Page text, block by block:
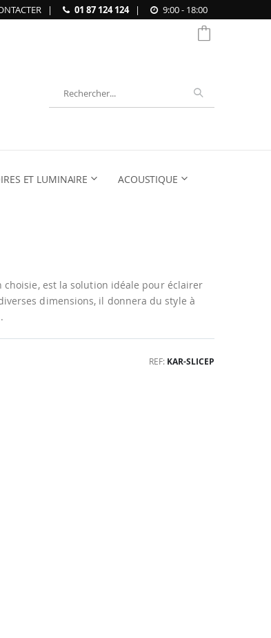
| 01 87 124 124 | 9:00 - 18:00
ET LUMINAIRE ACOUSTIQUE
est la solution idéale pour éclairer
dimensions, il donnera du style à
REF KAR-SLICEP